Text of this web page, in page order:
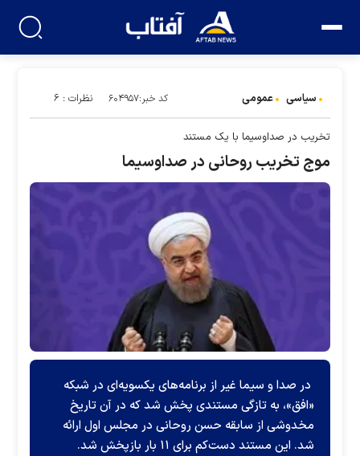
سیاسی عمومی کد خبر:۶۰۴۹۵۷ نظرات : ۶
تخریب در صداوسیما با یک مستند
موج تخریب روحانی در صداوسیما
در صدا و سیما غیر از برنامه‌های یکسویه‌ای در شبکه
«افق»، به تازگی مستندی پخش شد که در آن تاریخ
مخدوشی از سابقه حسن روحانی در مجلس اول ارائه
شد. این مستند دست‌کم برای ۱۱ بار بازپخش شد.